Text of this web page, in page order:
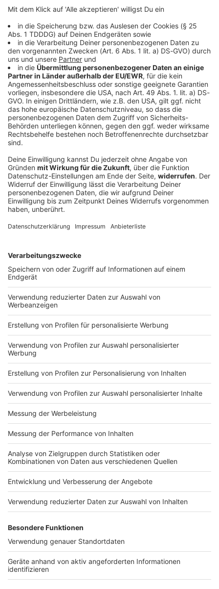
Bayern
Funkel schwärmt von Klose: «Wahnsinnig gute
Arbeit»
Ein Tabellenziel hat der 1. FC Nürnberg öffentlich
nicht ausgegeben. Geht es nach Trainer-Urgestein
und den Franken ganz nach oben.
DEINE GEMERKTEN ARTIKEL
Du hast dir noch keine Artikel gemerkt
Markiere sie hierfür mit einem
Impressum
Nutzungsbedingungen
Jobs
Presse
Werben
Archiv
ANTENNE BAYERN GROUP
Stiftung ANTENNE BAYERN
hilft
Kontakt
Studio-Hotline
Verkehrs-Hotline
Newsletter